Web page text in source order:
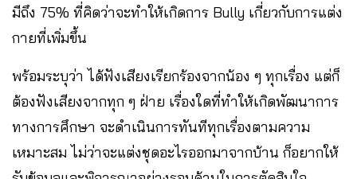
มีถึง 75% ที่คิดว่าจะทำให้เกิดการ Bully เกี่ยวกับการแต่ง
กายที่เพิ่มขึ้น
พร้อมระบุว่า ได้ฟังเสียงเรียกร้องจากน้อง ๆ ทุกเรื่อง แต่ก็
ต้องฟังเสียงจากทุก ๆ ฝ่าย เรื่องใดที่ทำให้เกิดพัฒนาการ
ทางการศึกษา จะดำเนินการทันทีทุกเรื่องตามความ
เหมาะสม ไม่ว่าจะแต่งชุดอะไรออกมาจากบ้าน ก็อยากให้